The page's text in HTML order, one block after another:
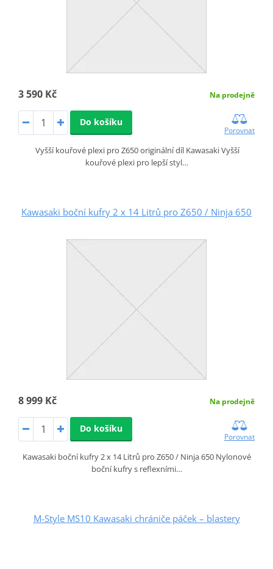
3 590 Kč Na prodejně
Do košíku
Porovnat
Vyšší kouřové plexi pro Z650 originální díl Kawasaki Vyšší
kouřové plexi pro lepší styl…
Kawasaki boční kufry 2 x 14 Litrů pro Z650 / Ninja 650
8 999 Kč Na prodejně
Do košíku
Porovnat
Kawasaki boční kufry 2 x 14 Litrů pro Z650 / Ninja 650 Nylonové
boční kufry s reflexními…
M-Style MS10 Kawasaki chrániče páček – blastery